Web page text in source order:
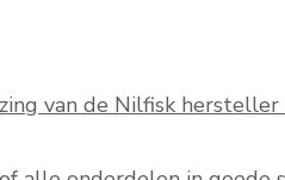
van de Nilfisk